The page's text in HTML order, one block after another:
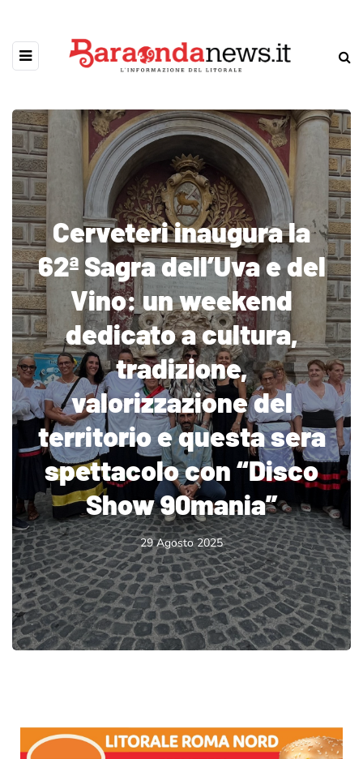
Cerveteri inaugura la
62ª Sagra dell’Uva e del
Vino: un weekend
dedicato a cultura,
tradizione,
valorizzazione del
territorio e questa sera
spettacolo con “Disco
Show 90mania”
29 Agosto 2025